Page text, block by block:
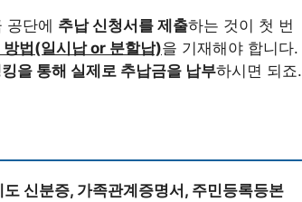
공단에 추납 신청서를 제출하는 것이 첫 번
법(일시납 or 분할납)을 기재해야 합니다.
을 통해 실제로 추납금을 납부하시면 되죠.
신분증, 가족관계증명서, 주민등록등본